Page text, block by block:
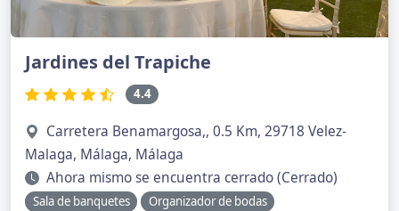
Jardines del Trapiche
4.4
Carretera Benamargosa,, 0.5 Km, 29718 Velez-
Malaga, Málaga, Málaga
Ahora mismo se encuentra cerrado (Cerrado)
Sala de banquetes Organizador de bodas